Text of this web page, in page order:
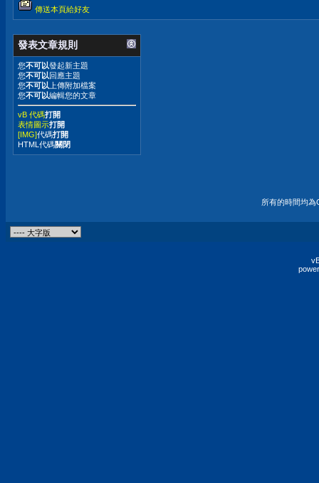
傳送本頁給好友
發表文章規則
您不可以發起新主題
您不可以回應主題
您不可以 上傳附加檔案
您不可以編輯您的文章
vB 代碼打開
表情圖示打開
[IMG]代碼打開
HTML代碼關閉
所有的時間均為